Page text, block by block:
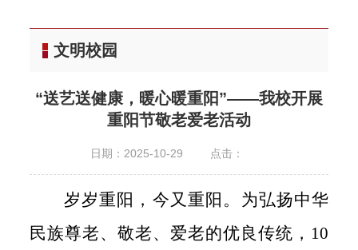
文明校园
“送艺送健康，暖心暖重阳”——我校开展
重阳节敬老爱老活动
日期：2025-10-29 点击：
岁岁重阳，今又重阳。为弘扬中华
民族尊老、敬老、爱老的优良传统，10